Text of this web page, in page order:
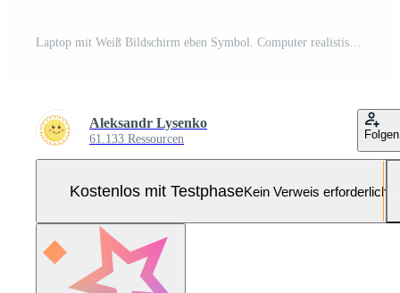
Laptop mit Weiß Bildschirm eben Symbol. Computer realistisch Vektor Illustration mit lange Schatten. Pro-Vektor und Pro-SVG
Aleksandr Lysenko
61.133 Ressourcen Folgen
Kostenlos mit TestphaseKein Verweis erforderlich